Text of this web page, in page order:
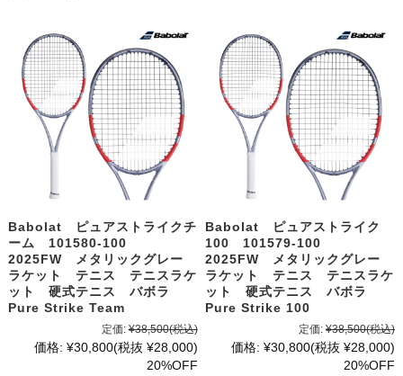
Babolat ピュアストライクチ
ーム 101580-100
2025FW メタリックグレー
ラケット テニス テニスラケ
ット 硬式テニス バボラ
Pure Strike Team
定価: ¥38,500(税込)
価格: ¥30,800(税抜 ¥28,000)
20%OFF
Babolat ピュアストライク
100 101579-100
2025FW メタリックグレー
ラケット テニス テニスラケ
ット 硬式テニス バボラ
Pure Strike 100
定価: ¥38,500(税込)
価格: ¥30,800(税抜 ¥28,000)
20%OFF